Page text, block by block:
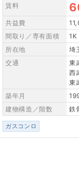
賃料
共益費
間取り／専有面積
1K
所在地
埼
交通
東
西
東
築年月
建物構造／階数
鉄
ガスコンロ